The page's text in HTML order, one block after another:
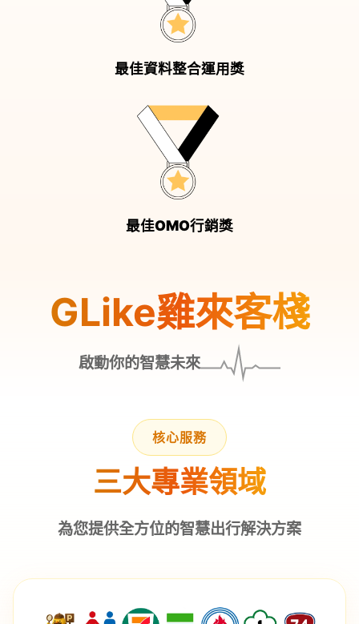
最佳資料整合運用獎
最佳OMO行銷獎
GLike雞來客棧
啟動你的智慧未來
核心服務
三大專業領域
為您提供全方位的智慧出行解決方案